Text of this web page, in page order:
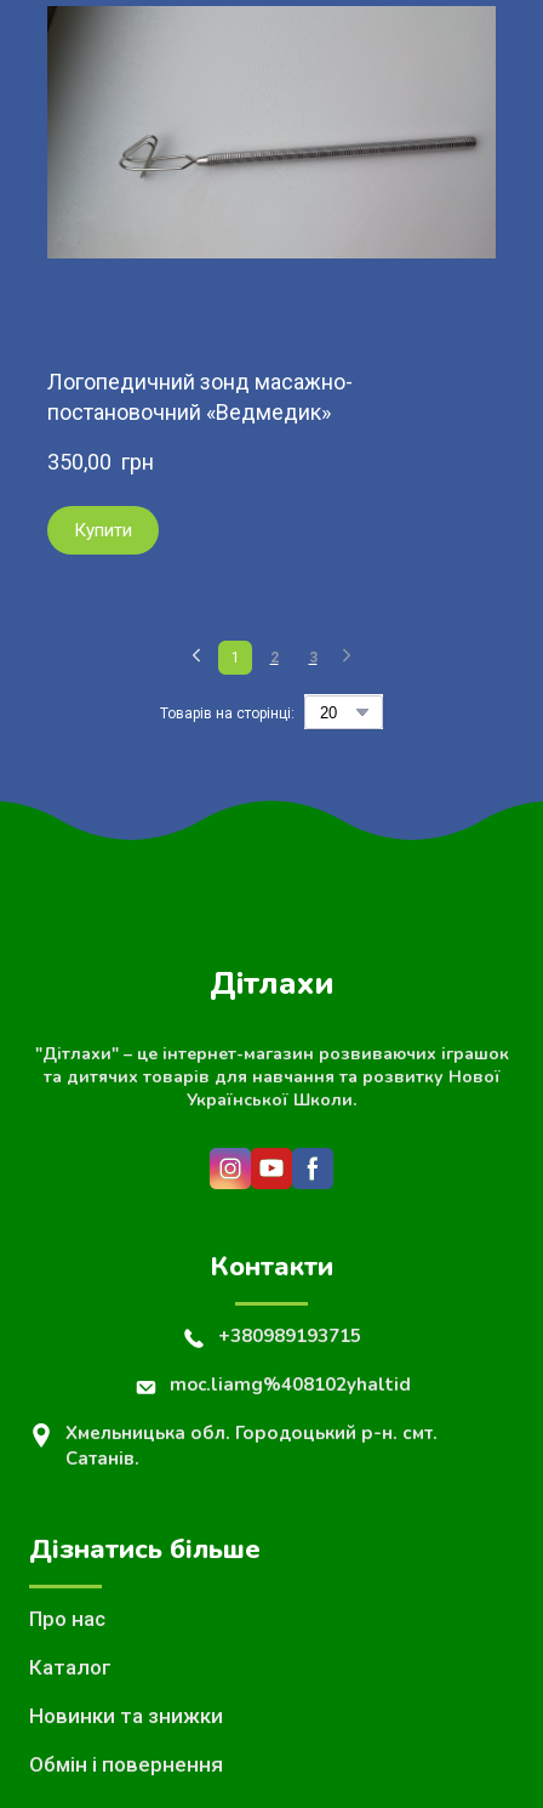
Логопедичний зонд масажно-
постановочний «Ведмедик»
350,00  грн
Купити
Товарів на сторінці:
1 2 3
Дітлахи
"Дітлахи" – це інтернет-магазин розвиваючих іграшок
та дитячих товарів для навчання та розвитку Нової
Української Школи.
Контакти
+380989193715
moc.liamg%408102yhaltid
Хмельницька обл. Городоцький р-н. смт.
Сатанів.
Дізнатись більше
Про нас
Каталог
Новинки та знижки
Обмін і повернення